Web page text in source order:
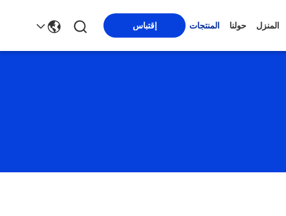
المنزل حولنا المنتجات إقتباس